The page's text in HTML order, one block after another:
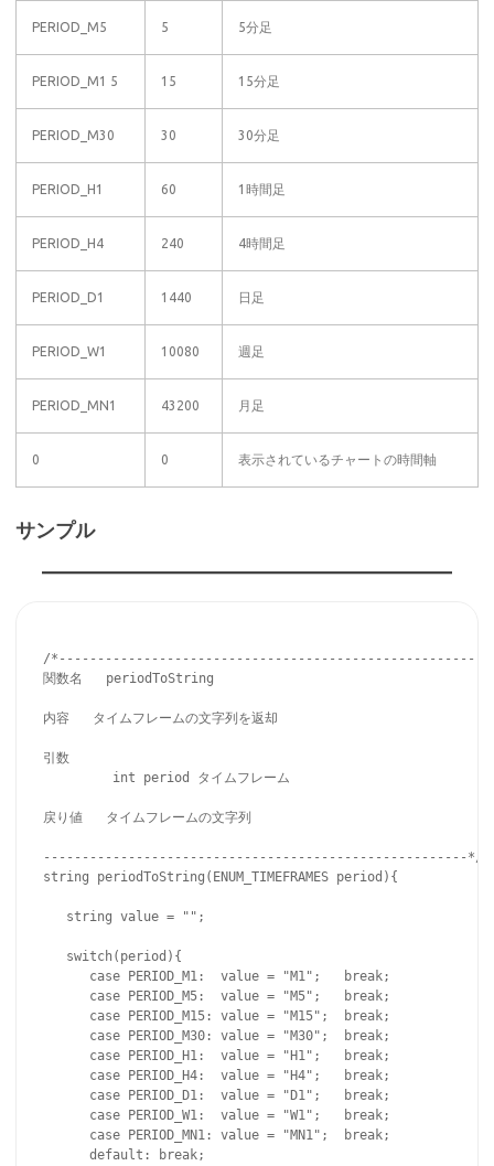
PERIOD_M5 5 5分足
PERIOD_M1 5 15 15分足
PERIOD_M30 30 30分足
PERIOD_H1 60 1時間足
PERIOD_H4 240 4時間足
PERIOD_D1 1440 日足
PERIOD_W1 10080 週足
PERIOD_MN1 43200 月足
0 0 表示されているチャートの時間軸
サンプル
/*------------------------------------------------------
関数名   periodToString
内容   タイムフレームの文字列を返却
引数
         int period タイムフレーム
戻り値   タイムフレームの文字列
-------------------------------------------------------*/
string periodToString(ENUM_TIMEFRAMES period){
   string value = "";
   switch(period){
      case PERIOD_M1:  value = "M1";   break;
      case PERIOD_M5:  value = "M5";   break;
      case PERIOD_M15: value = "M15";  break;
      case PERIOD_M30: value = "M30";  break;
      case PERIOD_H1:  value = "H1";   break;
      case PERIOD_H4:  value = "H4";   break;
      case PERIOD_D1:  value = "D1";   break;
      case PERIOD_W1:  value = "W1";   break;
      case PERIOD_MN1: value = "MN1";  break;
      default: break;